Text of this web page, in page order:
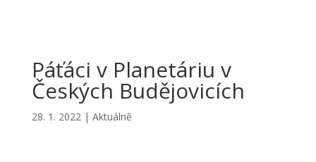
Páťáci v Planetáriu v
Českých Budějovicích
28. 1. 2022 | Aktuálně